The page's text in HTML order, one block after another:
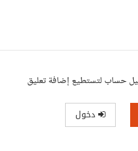
حساب لتستطيع إضافة تعليق
دخول